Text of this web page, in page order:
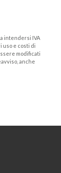
intendersi IVA
uso e costi di
modificati
anche